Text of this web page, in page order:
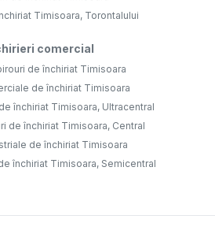
Timisoara, Torontalului
comercial
de închiriat Timisoara
de închiriat Timisoara
închiriat Timisoara, Ultracentral
de închiriat Timisoara, Central
de închiriat Timisoara
închiriat Timisoara, Semicentral